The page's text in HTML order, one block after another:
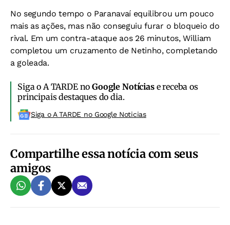
No segundo tempo o Paranavaí equilibrou um pouco
mais as ações, mas não conseguiu furar o bloqueio do
rival. Em um contra-ataque aos 26 minutos, William
completou um cruzamento de Netinho, completando
a goleada.
Siga o A TARDE noGoogle Notíciase receba os
principais destaques do dia.
Siga o A TARDE no Google Noticias
Compartilhe essa notícia com seus
amigos